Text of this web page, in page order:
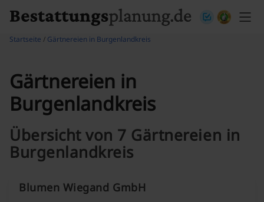
Startseite / Gärtnereien in Burgenlandkreis
Gärtnereien in
Burgenlandkreis
Übersicht von 7 Gärtnereien in
Burgenlandkreis
Blumen Wiegand GmbH